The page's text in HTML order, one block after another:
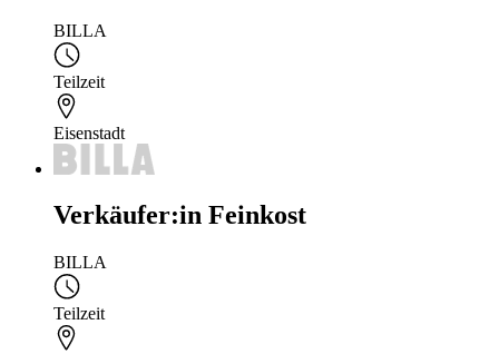
BILLA
Teilzeit
Eisenstadt
Verkäufer:in Feinkost
BILLA
Teilzeit